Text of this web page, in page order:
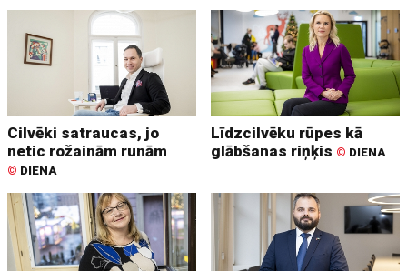
Cilvēki satraucas, jo
netic rožainām runām
© DIENA
Līdzcilvēku rūpes kā
glābšanas riņķis © DIENA